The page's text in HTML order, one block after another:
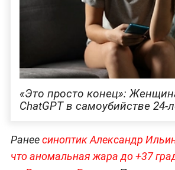
«Это просто конец»:
ChatGPT в самоубийстве 24-
Ранеесиноптик Александр
что аномальная жара до +37